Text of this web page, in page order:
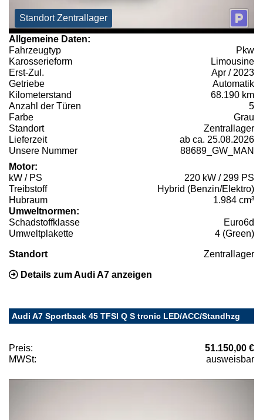
Standort Zentrallager
Allgemeine Daten:
Fahrzeugtyp
Pkw
Karosserieform
Limousine
Erst-Zul.
Apr / 2023
Getriebe
Automatik
Kilometerstand
68.190 km
Anzahl der Türen
5
Farbe
Grau
Standort
Zentrallager
Lieferzeit
ab ca. 25.08.2026
Unsere Nummer
88689_GW_MAN
Motor:
kW / PS
220 kW / 299 PS
Treibstoff
Hybrid (Benzin/Elektro)
Hubraum
1.984 cm³
Umweltnormen:
Schadstoffklasse
Euro6d
Umweltplakette
4 (Green)
Standort Zentrallager
Details zum Audi A7 anzeigen
Audi A7 Sportback 45 TFSI Q S tronic LED/ACC/Standhzg
Preis:
51.150,00 €
MWSt:
ausweisbar